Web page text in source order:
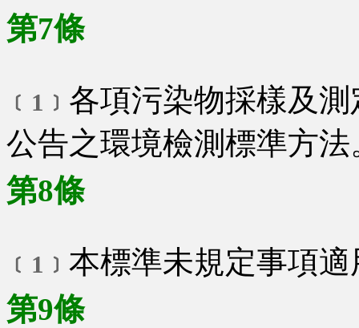
第7條
﹝1﹞ 各項污染物採樣及
公告之環境檢測標準方法
第8條
﹝1﹞ 本標準未規定事項
第9條